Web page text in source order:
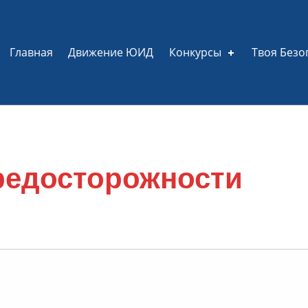
Главная Движение ЮИД Конкурсы Твоя